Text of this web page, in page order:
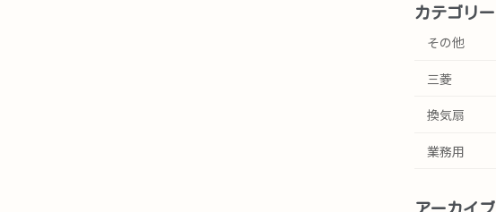
カテゴリー
その他
三菱
換気扇
業務用